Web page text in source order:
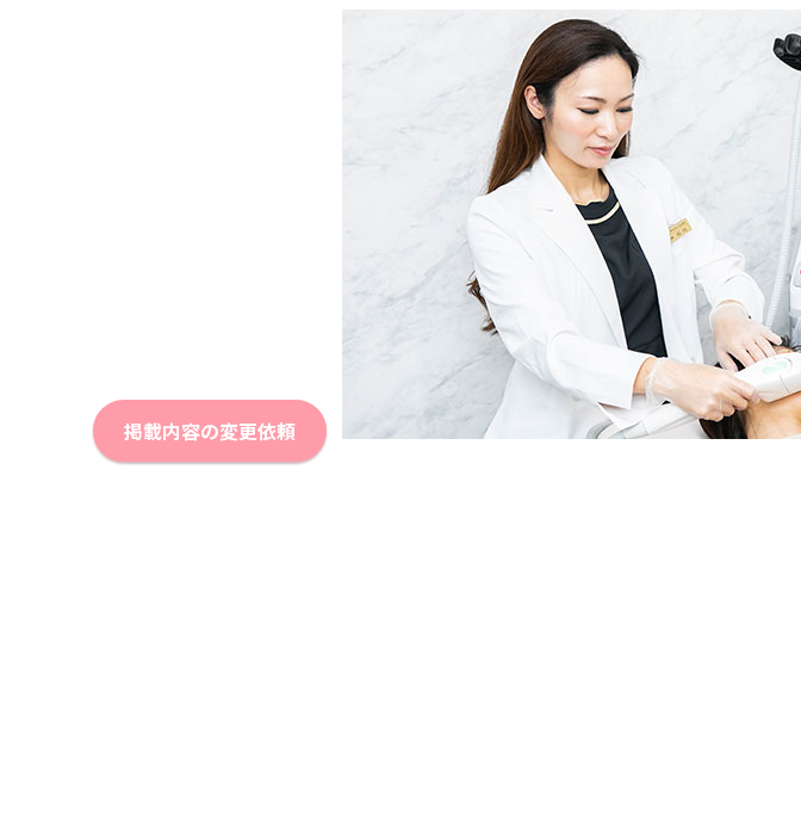
掲載内容の変更依頼